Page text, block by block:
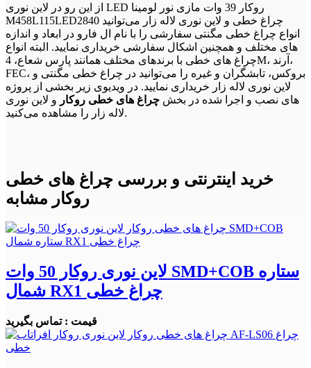
از این رو در لاین نوری LED روکار 39 وات مازی نور لومینا
M458L115LED2840 چراغ خطی و لاین نوری لاله زار می‌توانید
انواع چراغ خطی مگنتی سفارشی را با نام ال فارو در ابعاد و اندازه
های مختلف و همچنین اشکال سفارشی خریداری نمایید. البته انواع
چراغ های خطی با برندهای مختلف همانند پارس شعاع، 4M، آرند،
FEC، بروکس، تابشگران و غیره را می‌توانید در چراغ خطی مگنتی و
لاین نوری لاله زار خریداری نمایید. در ویدیوی زیر بخشی از پروژه
های نصب و اجرا شده در بخش چراغ های خطی روکار و لاین نوری
لاله زار را مشاهده می‌کنید.
خرید اینترنتی و بررسی چراغ های خطی
روکار مشابه
لاین نوری روکار 50 وات SMD+COB ستاره
شمال RX1 چراغ خطی
قیمت : تماس بگیرید